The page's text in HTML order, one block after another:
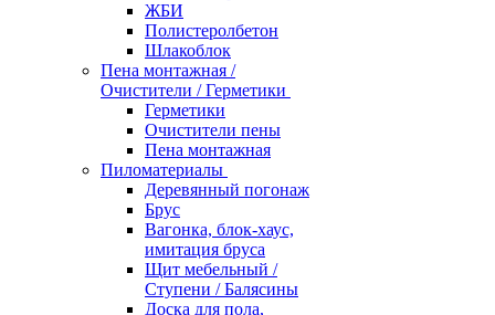
ЖБИ
Полистеролбетон
Шлакоблок
Пена монтажная /
Очистители / Герметики
Герметики
Очистители пены
Пена монтажная
Пиломатериалы
Деревянный погонаж
Брус
Вагонка, блок-хаус,
имитация бруса
Щит мебельный /
Ступени / Балясины
Доска для пола,